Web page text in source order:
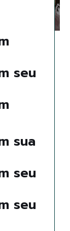
seu
sua
seu
seu